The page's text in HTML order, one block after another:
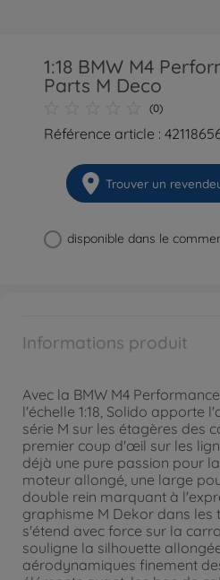
1:18 BMW M4
Parts M Deco
(0)
Référence article :
Trouver un
disponible dans le
Informations produit
Avec la BMW M4
l'échelle 1:18, Solido apporte
série M sur les étagères des
premier coup d'œil sur les
déjà une pure passion pour
moteur allongé, une large
double rein marquant à
graphisme M Dekor dans les
s'étend avec force sur la
souligne la silhouette
aérodynamiques finement